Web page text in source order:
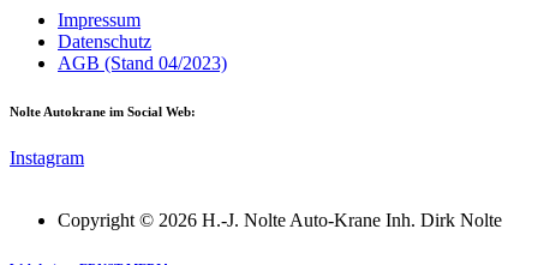
Impressum
Datenschutz
AGB (Stand 04/2023)
Nolte Autokrane im Social Web:
Instagram
Copyright © 2026 H.-J. Nolte Auto-Krane Inh. Dirk Nolte